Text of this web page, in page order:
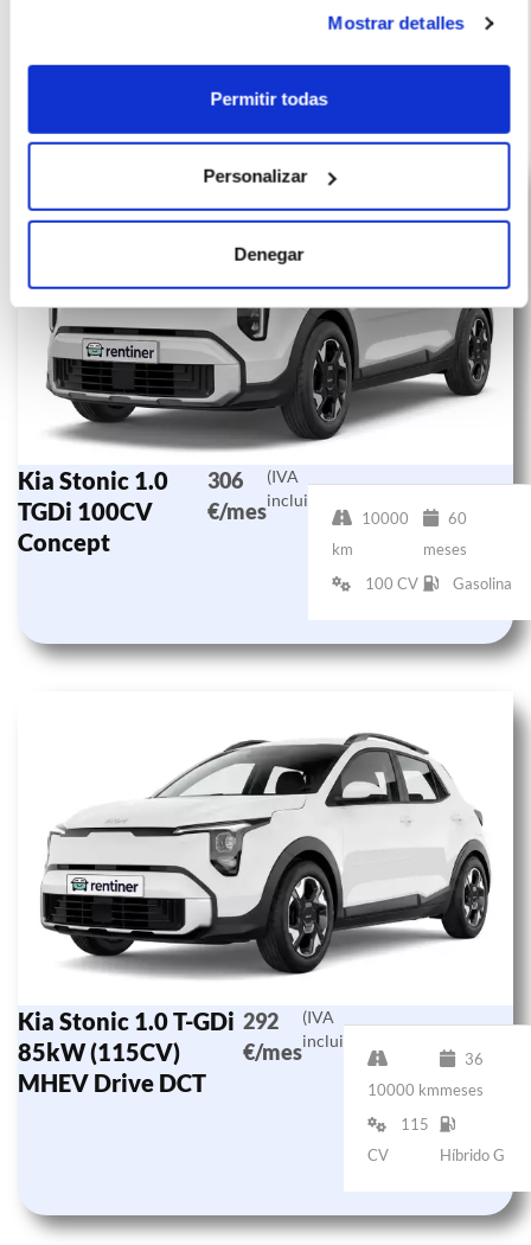
Mostrar detalles
Permitir todas
Personalizar
Denegar
Otras ofertas de KIA STONIC
Kia Stonic 1.0
TGDi 100CV
Concept
306
€/mes
(IVA
incluido)
10000
km
60
meses
100 CV
Gasolina
Kia Stonic 1.0 T-GDi
85kW (115CV)
MHEV Drive DCT
292
€/mes
(IVA
incluido)
10000 km
36
meses
115
CV
Híbrido G